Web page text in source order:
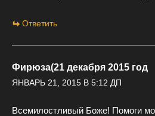
Ответить
Фирюза(21 декабря 2015 год
ЯНВАРЬ 21, 2015 В 5:12 ДП
Всемилостливый Боже! Помоги